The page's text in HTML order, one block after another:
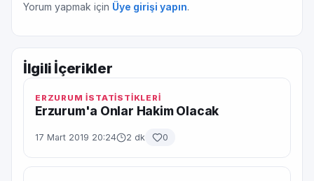
Yorum yapmak için Üye girişi yapın.
İlgili İçerikler
ERZURUM İSTATİSTİKLERİ
Erzurum'a Onlar Hakim Olacak
17 Mart 2019 20:24 2 dk 0